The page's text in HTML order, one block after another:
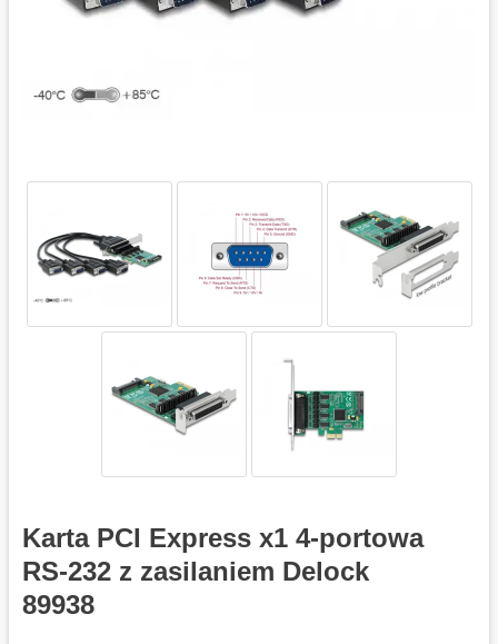
Karta PCI Express x1 4-portowa
RS-232 z zasilaniem Delock
89938